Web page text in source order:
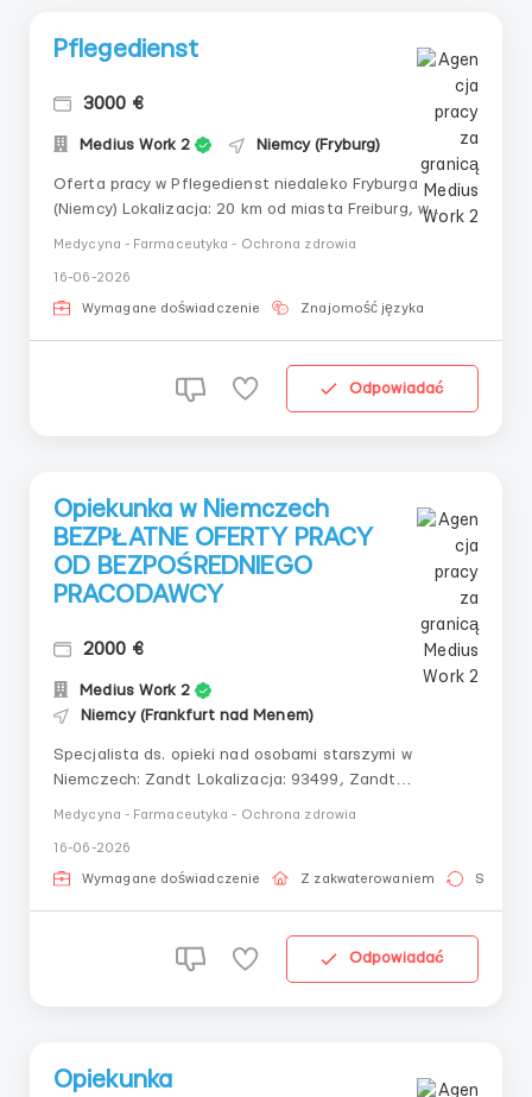
Pflegedienst
3000 €
Medius Work 2 Niemcy (Fryburg)
Oferta pracy w Pflegedienst niedaleko Fryburga
(Niemcy) Lokalizacja: 20 km od miasta Freiburg, w
od poziomu B1 Prawo jazdy obowiązkowe Co
oferujemy: Wsparcie ...
Medycyna - Farmaceutyka - Ochrona zdrowia
16-06-2026
Wymagane doświadczenie Znajomość języka
Odpowiadać
Opiekunka w Niemczech
BEZPŁATNE OFERTY PRACY
OD BEZPOŚREDNIEGO
PRACODAWCY
2000 €
Medius Work 2
Niemcy (Frankfurt nad Menem)
Specjalista ds. opieki nad osobami starszymi w
Niemczech: Zandt Lokalizacja: 93499, Zandt
panią w wieku 85 lat w malowniczym miasteczku Zandt.
Podopieczna jest mobilna, korzystając z rollatora i la...
Medycyna - Farmaceutyka - Ochrona zdrowia
16-06-2026
Wymagane doświadczenie Z zakwaterowaniem Stała
Odpowiadać
Opiekunka